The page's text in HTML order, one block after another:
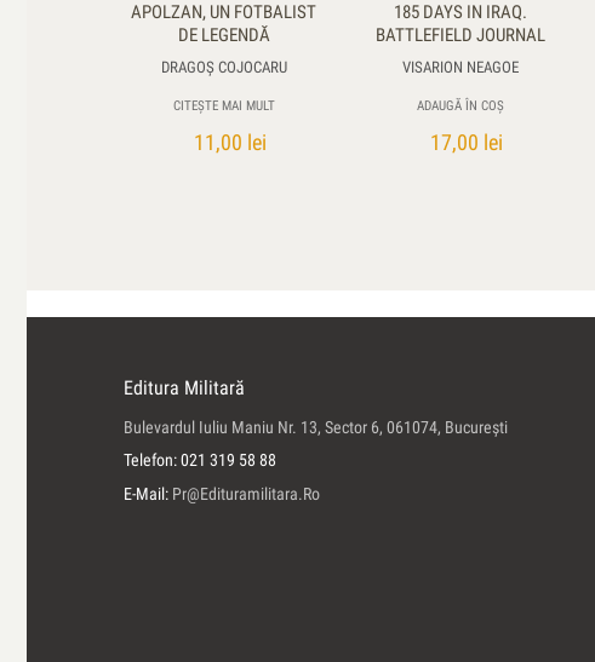
APOLZAN, UN FOTBALIST
DE LEGENDĂ
DRAGOŞ COJOCARU
CITEȘTE MAI MULT
11,00 lei
185 DAYS IN IRAQ.
BATTLEFIELD JOURNAL
VISARION NEAGOE
ADAUGĂ ÎN COȘ
17,00 lei
Editura Militară
Bulevardul Iuliu Maniu Nr. 13, Sector 6, 061074, Bucureşti
Telefon: 021 319 58 88
E-Mail: Pr@edituramilitara.ro